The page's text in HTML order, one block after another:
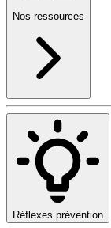
Nos ressources
Réflexes prévention